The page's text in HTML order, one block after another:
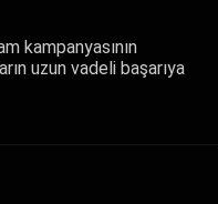
kampanyasının
uzun vadeli başarıya